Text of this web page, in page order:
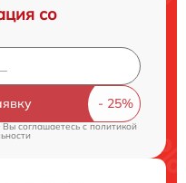
со
Вы соглашаетесь cполитикой